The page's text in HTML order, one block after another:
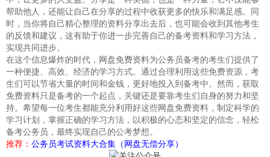
帮助他人，还能让自己在分享的过程中收获更多的快乐和满足感。同
时，当你将自己精心整理的资料分享出去后，也可能会收到其他考生
的反馈和建议，这有助于你进一步完善自己的备考资料和学习方法，
实现共同进步。
在这个信息爆炸的时代，网盘免费资料为公务员备考的考生们提供了
一种便捷、高效、经济的学习方式。通过合理利用这些免费资源，考
生们可以节省大量的时间和金钱，更好地投入到备考中。然而，获取
免费资料只是备考的一个起点，关键还是要靠考生们自身的努力和坚
持。希望每一位考生都能充分利用好这些网盘免费资料，制定科学的
学习计划，掌握正确的学习方法，以积极的心态和坚定的信念，轻松
备考公务员，最终实现自己的公考梦想。
推荐： 公务员考试资料大合集（网盘无偿分享）